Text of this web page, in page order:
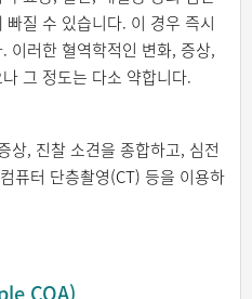
질 수 있습니다. 이 경우 즉시
이러한 혈역학적인 변화, 증상,
그 정도는 다소 약합니다.
상, 진찰 소견을 종합하고, 심전
퓨터 단층촬영(CT) 등을 이용하
COA)